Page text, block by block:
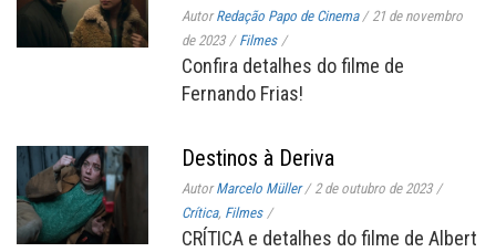
AutorRedação Papo de Cinema / 21 de novembro
de 2023 / Filmes /
Confira detalhes do filme de
Fernando Frias!
Destinos à Deriva
AutorMarcelo Müller / 2 de outubro de 2023 /
Crítica, Filmes /
CRÍTICA e detalhes do filme de Albert